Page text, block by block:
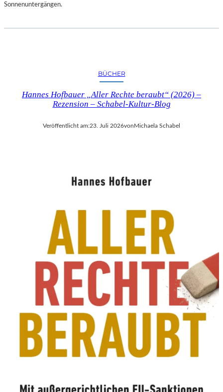
Sonnenuntergängen.
BÜCHER
Hannes Hofbauer „Aller Rechte beraubt“ (2026) –
Rezension – Schabel-Kultur-Blog
Veröffentlicht am:23. Juli 2026vonMichaela Schabel